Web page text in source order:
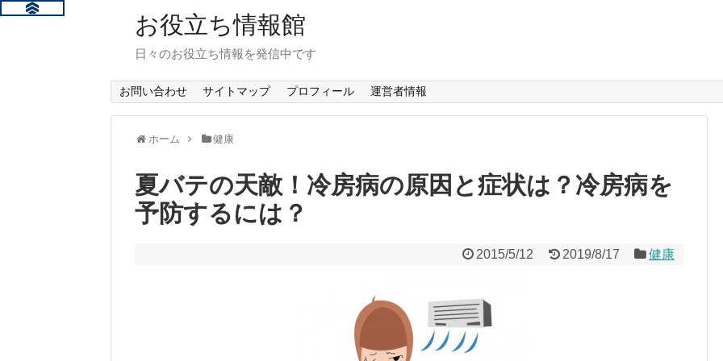
お役立ち情報館
日々のお役立ち情報を発信中です
お問い合わせ サイトマップ プロフィール 運営者情報
ホーム 健康
夏バテの天敵！冷房病の原因と症状は？冷房病を
予防するには？
2015/5/12 2019/8/17 健康